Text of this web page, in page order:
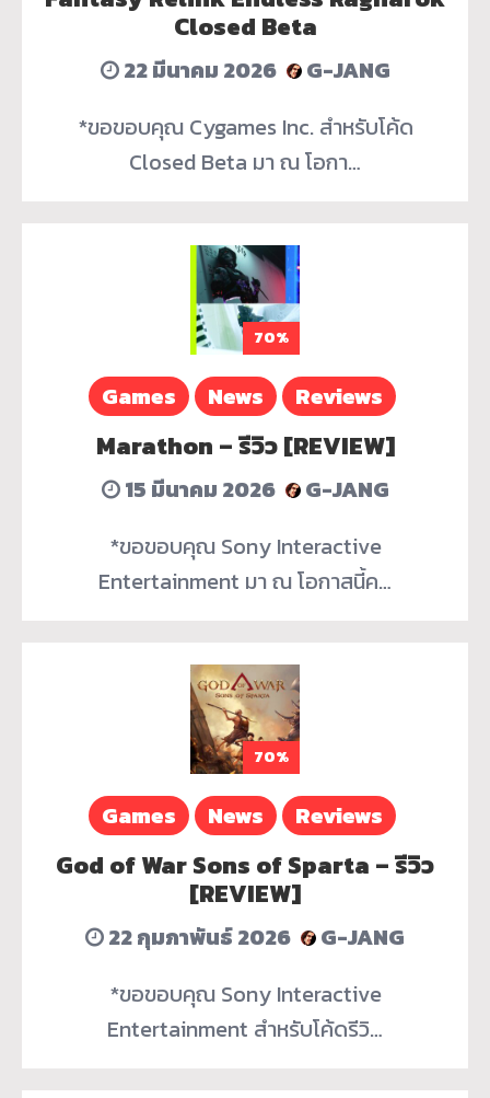
Closed Beta
22 มีนาคม 2026
G-JANG
*ขอขอบคุณ Cygames Inc. สำหรับโค้ด
Closed Beta มา ณ โอกา…
70%
Games News Reviews
Marathon – รีวิว [REVIEW]
15 มีนาคม 2026
G-JANG
*ขอขอบคุณ Sony Interactive
Entertainment มา ณ โอกาสนี้ค…
70%
Games News Reviews
God of War Sons of Sparta – รีวิว
[REVIEW]
22 กุมภาพันธ์ 2026
G-JANG
*ขอขอบคุณ Sony Interactive
Entertainment สำหรับโค้ดรีวิ…